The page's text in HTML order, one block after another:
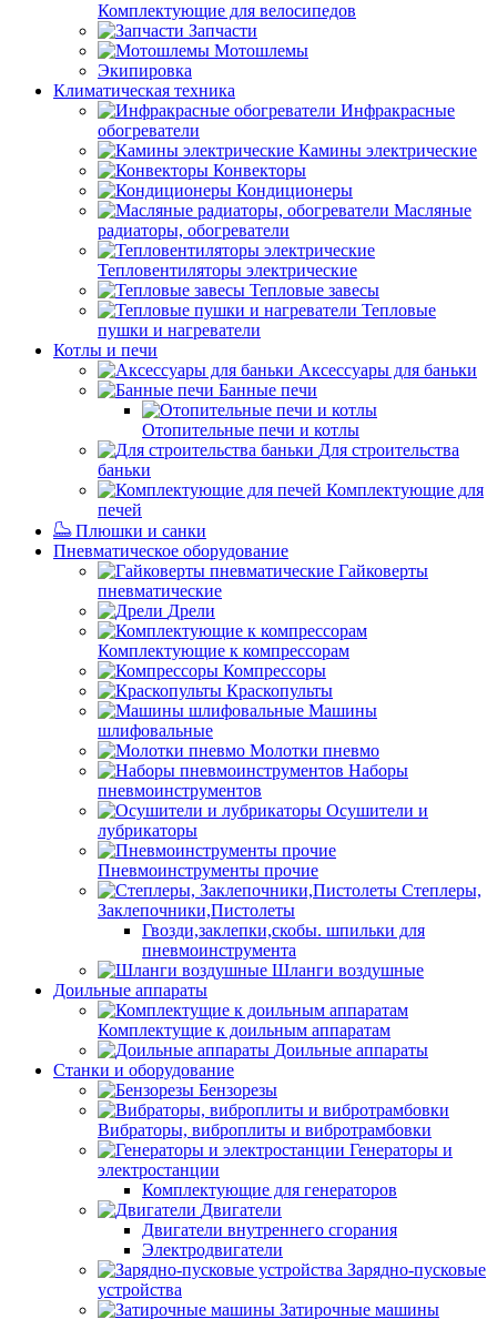
Комплектующие для велосипедов
Запчасти
Мотошлемы
Экипировка
Климатическая техника
Инфракрасные
обогреватели
Камины электрические
Конвекторы
Кондиционеры
Масляные
радиаторы, обогреватели
Тепловентиляторы электрические
Тепловые завесы
Тепловые
пушки и нагреватели
Котлы и печи
Аксессуары для баньки
Банные печи
Отопительные печи и котлы
Для строительства
баньки
Комплектующие для
печей
Плюшки и санки
Пневматическое оборудование
Гайковерты
пневматические
Дрели
Комплектующие к компрессорам
Компрессоры
Краскопульты
Машины
шлифовальные
Молотки пневмо
Наборы
пневмоинструментов
Осушители и
лубрикаторы
Пневмоинструменты прочие
Степлеры,
Заклепочники,Пистолеты
Гвозди,заклепки,скобы. шпильки для
пневмоинструмента
Шланги воздушные
Доильные аппараты
Комплектущие к доильным аппаратам
Доильные аппараты
Станки и оборудование
Бензорезы
Вибраторы, виброплиты и вибротрамбовки
Генераторы и
электростанции
Комплектующие для генераторов
Двигатели
Двигатели внутреннего сгорания
Электродвигатели
Зарядно-пусковые
устройства
Затирочные машины